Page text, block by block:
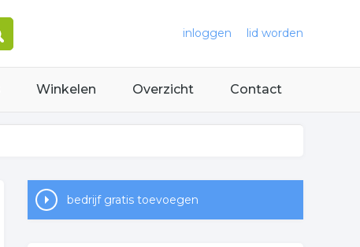
inloggen lid worden
Winkelen Overzicht Contact
bedrijf gratis toevoegen